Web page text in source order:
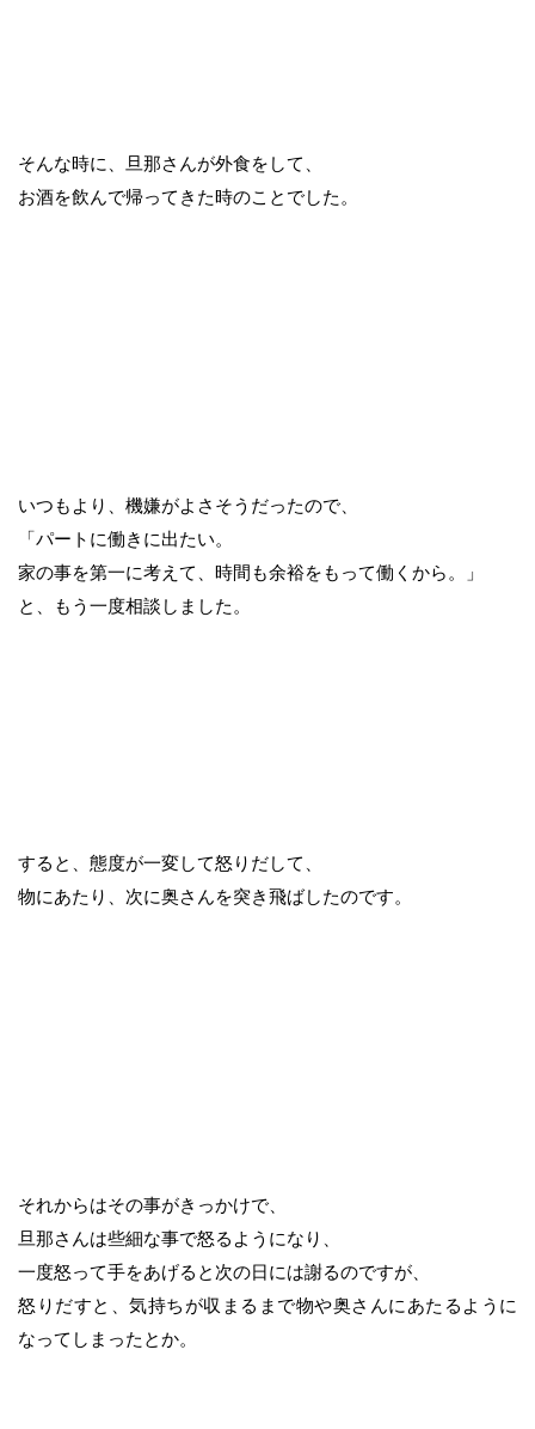
そんな時に、旦那さんが外食をして、
お酒を飲んで帰ってきた時のことでした。
いつもより、機嫌がよさそうだったので、
「パートに働きに出たい。
家の事を第一に考えて、時間も余裕をもって働くから。」
と、もう一度相談しました。
すると、態度が一変して怒りだして、
物にあたり、次に奥さんを突き飛ばしたのです。
それからはその事がきっかけで、
旦那さんは些細な事で怒るようになり、
一度怒って手をあげると次の日には謝るのですが、
怒りだすと、気持ちが収まるまで物や奥さんにあたるように
なってしまったとか。